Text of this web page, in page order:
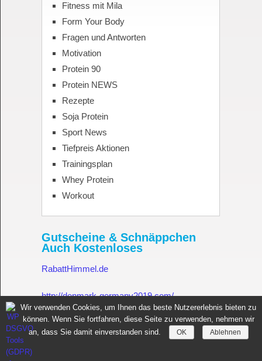
Fitness mit Mila
Form Your Body
Fragen und Antworten
Motivation
Protein 90
Protein NEWS
Rezepte
Soja Protein
Sport News
Tiefpreis Aktionen
Trainingsplan
Whey Protein
Workout
Gutscheine & Schnäppchen
Auch Kostenloses
RabattHimmel.de
http://denmark-germany2019.com/
Gutschein.Rabatthimmel.de
Sportnahrung für Muskelaufbau Fitness Made in Germany
Wir verwenden Cookies, um Ihnen das beste Nutzererlebnis bieten zu
können. Wenn Sie fortfahren, diese Seite zu verwenden, nehmen wir
an, dass Sie damit einverstanden sind.
OK Ablehnen